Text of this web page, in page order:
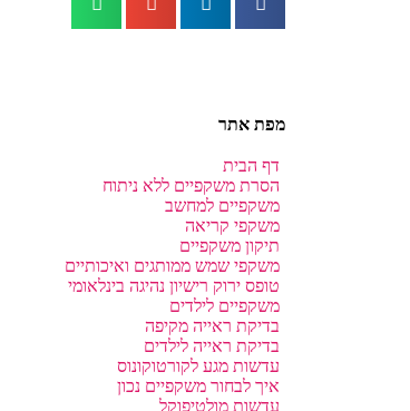
מפת אתר
דף הבית
הסרת משקפיים ללא ניתוח
משקפיים למחשב
משקפי קריאה
תיקון משקפיים
משקפי שמש ממותגים ואיכותיים
טופס ירוק רישיון נהיגה בינלאומי
משקפיים לילדים
בדיקת ראייה מקיפה
בדיקת ראייה לילדים
עדשות מגע לקורטוקונוס
איך לבחור משקפיים נכון
עדשות מולטיפוקל